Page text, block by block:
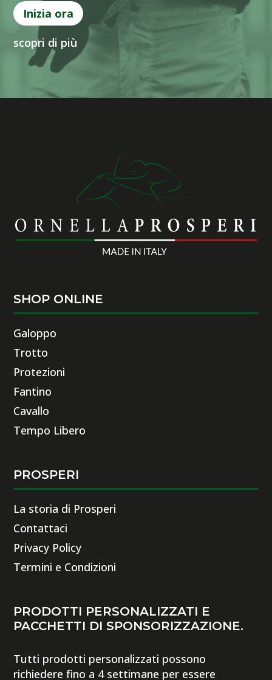
Inizia ora
scopri di più
SHOP ONLINE
Galoppo
Trotto
Protezioni
Fantino
Cavallo
Tempo Libero
PROSPERI
La storia di Prosperi
Contattaci
Privacy Policy
Termini e Condizioni
PRODOTTI PERSONALIZZATI E
PACCHETTI DI SPONSORIZZAZIONE.
Tutti prodotti personalizzati possono
richiedere fino a 4 settimane per essere